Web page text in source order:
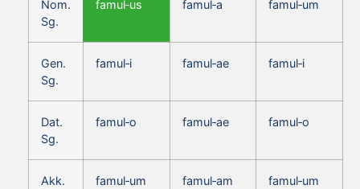
Nom.
Sg.
famul‑us famul‑a famul‑um
Gen.
Sg.
famul‑i famul‑ae famul‑i
Dat.
Sg.
famul‑o famul‑ae famul‑o
Akk.
famul‑um famul‑am famul‑um